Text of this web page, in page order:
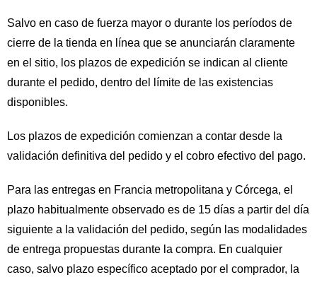
Salvo en caso de fuerza mayor o durante los períodos de
cierre de la tienda en línea que se anunciarán claramente
en el sitio, los plazos de expedición se indican al cliente
durante el pedido, dentro del límite de las existencias
disponibles.
Los plazos de expedición comienzan a contar desde la
validación definitiva del pedido y el cobro efectivo del pago.
Para las entregas en Francia metropolitana y Córcega, el
plazo habitualmente observado es de 15 días a partir del día
siguiente a la validación del pedido, según las modalidades
de entrega propuestas durante la compra. En cualquier
caso, salvo plazo específico aceptado por el comprador, la